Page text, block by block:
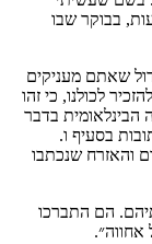
בבוקר שבו
שאתם מעניקים
לכולנו, כי זהו
הבינלאומית בדבר
בסעיף ו.
והאזרח שנכתבו
הם התברכו
אחווה״.